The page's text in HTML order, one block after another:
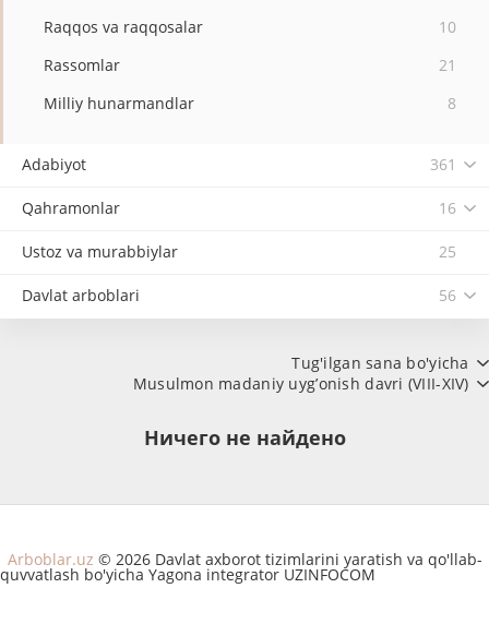
Raqqos va raqqosalar
10
Rassomlar
21
Milliy hunarmandlar
8
Adabiyot 361
Qahramonlar 16
Ustoz va murabbiylar 25
Davlat arboblari 56
Tug'ilgan sana bo'yicha
Musulmon madaniy uyg’onish davri (VIII-XIV)
Ничего не найдено
Arboblar.uz © 2026 Davlat axborot tizimlarini yaratish va qo'llab-
quvvatlash bo'yicha Yagona integrator UZINFOCOM